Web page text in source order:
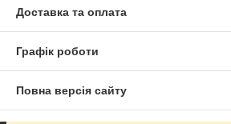
Доставка та оплата
Графік роботи
Повна версія сайту